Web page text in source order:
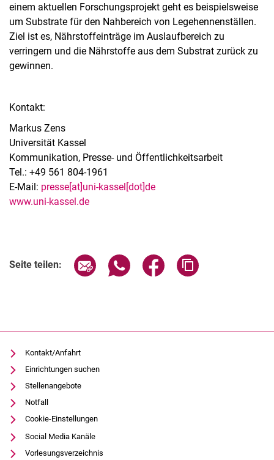
einem aktuellen Forschungsprojekt geht es beispielsweise
um Substrate für den Nahbereich von Legehennenställen.
Ziel ist es, Nährstoffeinträge im Auslaufbereich zu
verringern und die Nährstoffe aus dem Substrat zurück zu
gewinnen.
Kontakt:
Markus Zens
Universität Kassel
Kommunikation, Presse- und Öffentlichkeitsarbeit
Tel.: +49 561 804-1961
E-Mail: presse[at]uni-kassel[dot]de
www.uni-kassel.de
Seite teilen: Seite über E-Mail teilen
Seite über WhatsApp teilen
Seite über Facebook
Kontakt/Anfahrt
Einrichtungen suchen
Stellenangebote
Notfall
Cookie-Einstellungen
Social Media Kanäle
Vorlesungsverzeichnis